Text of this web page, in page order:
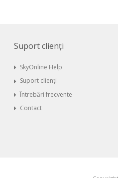
Suport clienți
SkyOnline Help
Suport clienți
Întrebări frecvente
Contact